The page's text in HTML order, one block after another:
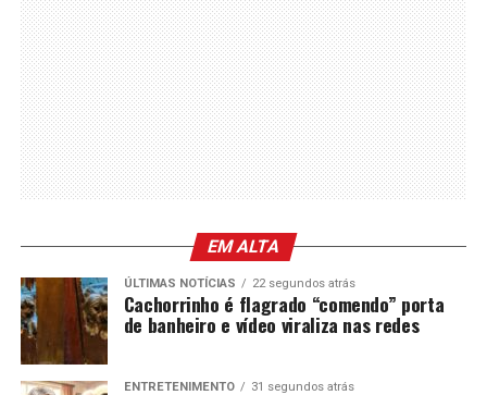
EM ALTA
ÚLTIMAS NOTÍCIAS 22 segundos atrás
Cachorrinho é flagrado “comendo” porta
de banheiro e vídeo viraliza nas redes
ENTRETENIMENTO 31 segundos atrás